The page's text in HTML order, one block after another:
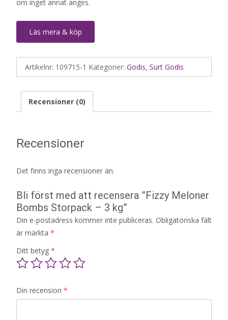
om inget annat anges.
Läs mera & köp
Artikelnr: 109715-1 Kategorier: Godis, Surt Godis
Recensioner (0)
Recensioner
Det finns inga recensioner än.
Bli först med att recensera ”Fizzy Meloner
Bombs Storpack – 3 kg”
Din e-postadress kommer inte publiceras. Obligatoriska fält
är märkta *
Ditt betyg *
Din recension *